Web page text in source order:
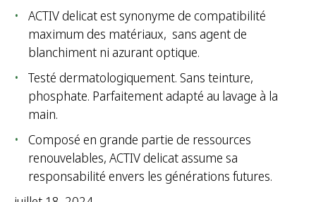
ACTIV delicat est synonyme de compatibilité
maximum des matériaux, sans agent de
blanchiment ni azurant optique.
Testé dermatologiquement. Sans teinture,
phosphate. Parfaitement adapté au lavage à la
main.
Composé en grande partie de ressources
renouvelables, ACTIV delicat assume sa
responsabilité envers les générations futures.